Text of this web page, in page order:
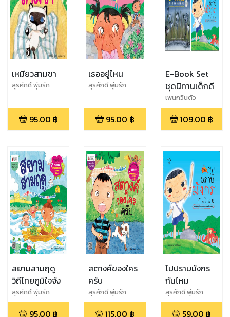
เหมียวสามขา
สุรศักดิ์ พุ่มรัก
95.00 ฿
เธออยู่ไหน
สุรศักดิ์ พุ่มรัก
95.00 ฿
E-Book Set
ชุดนิทานเด็กดี
เพนกวินตัว
แรก,สุรศักดิ์ พุ่มรัก
109.00 ฿
สยามสามฤดู
วิถีไทยภูมิใจจัง
สุรศักดิ์ พุ่มรัก
95.00 ฿
สตางค์ของใคร
ครับ
สุรศักดิ์ พุ่มรัก
115.00 ฿
ไปปราบมังกร
กันไหม
สุรศักดิ์ พุ่มรัก
59.00 ฿